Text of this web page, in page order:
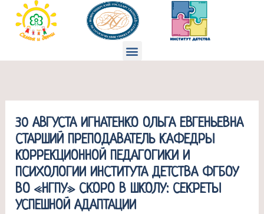
Перейти
содержимому
Меню
30 АВГУСТА ИГНАТЕНКО ОЛЬГА ЕВГЕНЬЕВНА
СТАРШИЙ ПРЕПОДАВАТЕЛЬ КАФЕДРЫ
КОРРЕКЦИОННОЙ ПЕДАГОГИКИ И
ПСИХОЛОГИИ ИНСТИТУТА ДЕТСТВА ФГБОУ
ВО «НГПУ» СКОРО В ШКОЛУ: СЕКРЕТЫ
УСПЕШНОЙ АДАПТАЦИИ